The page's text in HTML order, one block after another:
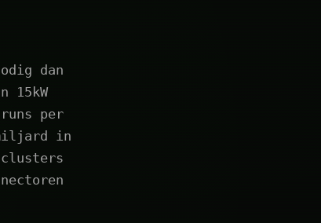
dan
15kW
per
in